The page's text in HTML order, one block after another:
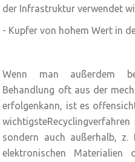
der Infrastruktur verwendet
- Kupfer von hohem Wert in
Wenn man außerdem
Behandlung oft aus der
erfolgenkann, ist es
sondern auch außerhalb, z.
elektronischen Materialien